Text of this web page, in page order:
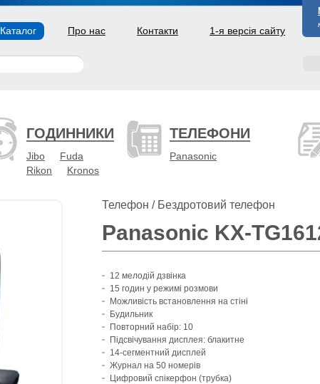
Каталог Про нас Контакти 1-я версія сайту
ГОДИННИКИ
Jibo
Fuda
Rikon
Kronos
ТЕЛЕФОНИ
Panasonic
Телефон / Бездротовий телефон
Panasonic KX-
12 мелодій дзвінка
15 годин у режимі розмови
Можливість встановлення на стіні
Будильник
Повторний набір: 10
Підсвічування дисплея: блакитне
14-сегментний дисплей
Журнал на 50 номерів
Цифровий спікерфон (трубка)